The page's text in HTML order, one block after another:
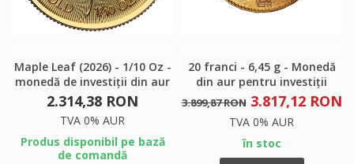
Maple Leaf (2026) - 1/10 Oz -
monedă de investiții din aur
2.314,38 RON
TVA 0% AUR
Produs disponibil pe bază
de comandă
20 franci - 6,45 g - Monedă
din aur pentru investiții
3.899,87 RON 3.817,12 RON
TVA 0% AUR
în stoc